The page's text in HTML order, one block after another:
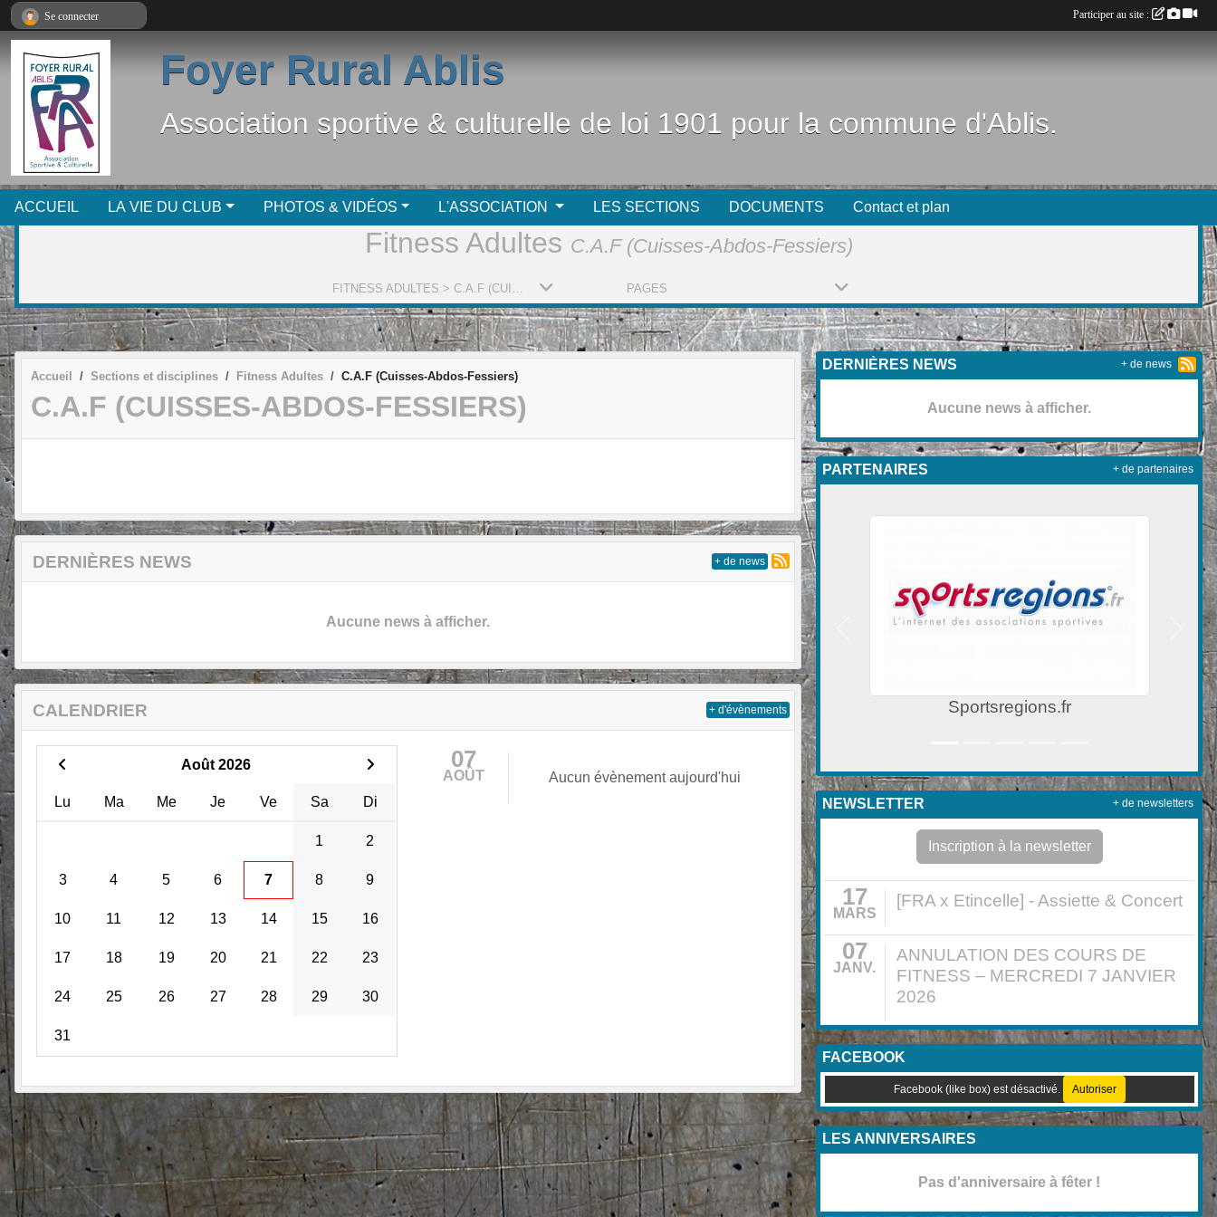
Foyer Rural Ablis
Association sportive & culturelle de loi 1901 pour la commune d'Ablis.
ACCUEIL LA VIE DU CLUB PHOTOS & VIDÉOS L'ASSOCIATION LES SECTIONS DOCUMENTS Contact et plan
Fitness Adultes C.A.F (Cuisses-Abdos-Fessiers)
FITNESS ADULTES > C.A.F (CUISSES-ABDOS-FESSIERS) PAGES
Accueil Sections et disciplines Fitness Adultes C.A.F (Cuisses-Abdos-Fessiers)
C.A.F (CUISSES-ABDOS-FESSIERS)
DERNIÈRES NEWS
Aucune news à afficher.
+ de news
CALENDRIER
Août 2026
Lu Ma Me Je Ve Sa Di
1 2
3 4 5 6 7 8 9
10 11 12 13 14 15 16
17 18 19 20 21 22 23
24 25 26 27 28 29 30
31
07
AOÛT Aucun évènement aujourd'hui
+ d'évènements
DERNIÈRES NEWS
Aucune news à afficher.
+ de news
PARTENAIRES
Sportsregions.fr
+ de partenaires
NEWSLETTER
Inscription à la newsletter
17
MARS
[FRA x Etincelle] - Assiette & Concert
07
JANV.
ANNULATION DES COURS DE
FITNESS – MERCREDI 7 JANVIER
2026
+ de newsletters
FACEBOOK
Facebook (like box) est désactivé. Autoriser
LES ANNIVERSAIRES
Pas d'anniversaire à fêter !
Se connecter Participer au site :
Panneau de gestion des cookies